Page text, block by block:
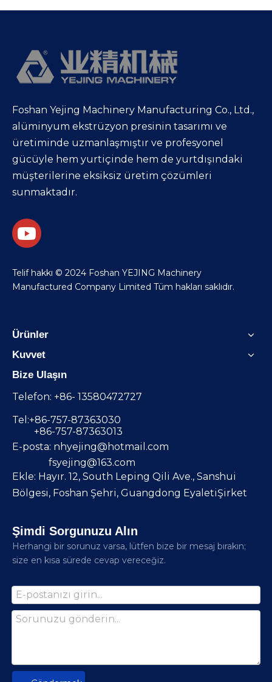
Foshan Yejing Machinery Manufacturing Co., Ltd.,
alüminyum ekstrüzyon presinin tasarımı ve
üretiminde uzmanlaşmıştır ve profesyonel
gücüyle hem yurtiçinde hem de yurtdışındaki
müşterilerine eksiksiz üretim çözümleri
sunmaktadır.
​Telif hakkı © 2024 Foshan YEJING Machinery
Manufactured Company Limited Tüm hakları saklıdır.
Ürünler
Kuvvet
Bize Ulaşın
Telefon: +86- 13580472727
Tel:+86-757-87363030
+86-757-87363013
E-posta: nhyejing@hotmail.com
fsyejing@163.com
Ekle: Hayır. 12, South Leping Qili Ave., Sanshui
Bölgesi, Foshan Şehri, Guangdong EyaletiŞirket
Şimdi Sorgunuzu Alın
Herhangi bir sorunuz varsa, lütfen bize bir mesaj bırakın;
size en kısa sürede cevap vereceğiz.